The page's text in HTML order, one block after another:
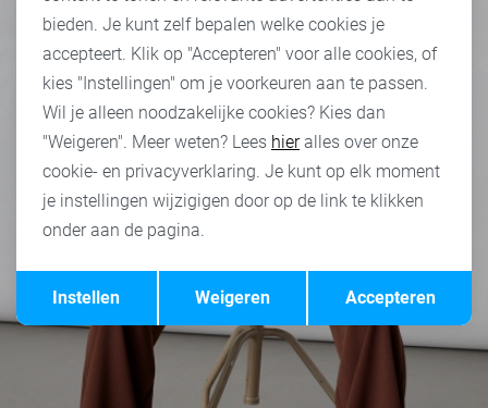
Terug Opslaan
bieden. Je kunt zelf bepalen welke cookies je
accepteert. Klik op "Accepteren" voor alle cookies, of
kies "Instellingen" om je voorkeuren aan te passen.
Wil je alleen noodzakelijke cookies? Kies dan
"Weigeren". Meer weten? Lees hieralles over onze
cookie- en privacyverklaring. Je kunt op elk moment
je instellingen wijzigigen door op de link te klikken
onder aan de pagina.
Accepteren
Weigeren
Instellen